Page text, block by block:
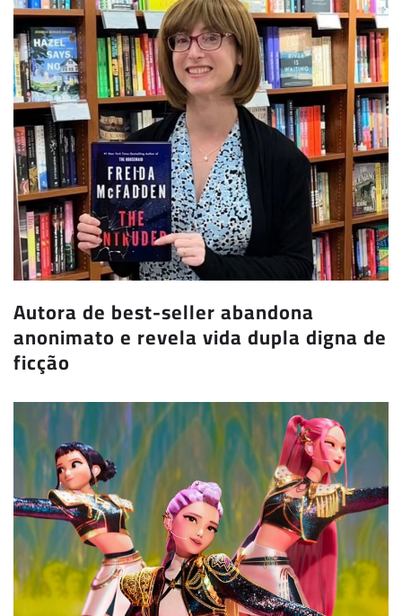
Autora de best-seller abandona
anonimato e revela vida dupla digna de
ficção